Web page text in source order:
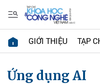
GIỚI THIỆU TẠP
Ứng dụng AI